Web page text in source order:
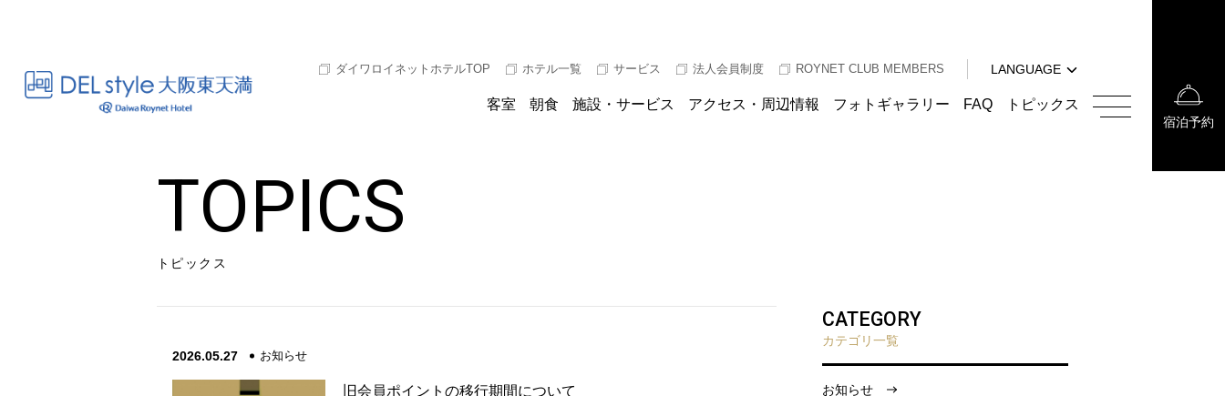
ダイワロイネットホテルTOP ホテル一覧 サービス 法人会員制度 ROYNET CLUB MEMBERS
LANGUAGE
English
客室 朝食 施設・サービス アクセス・周辺情報 フォトギャラリー FAQ トピックス
TOPICS
トピックス
2026.05.27 お知らせ
旧会員ポイントの移行期間について
CATEGORY
カテゴリ一覧
お知らせ
한국어
宿泊予約